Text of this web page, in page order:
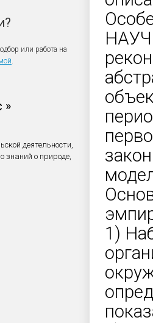
или работа на
.
»
деятельности,
знаний о природе,
1)